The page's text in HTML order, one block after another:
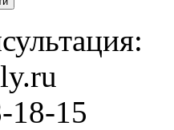
18-15